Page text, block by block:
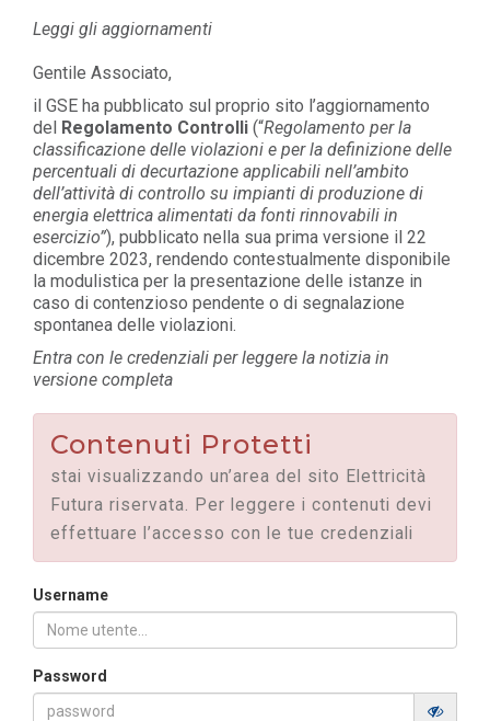
Leggi gli aggiornamenti
Gentile Associato,
il GSE ha pubblicato sul proprio sito l’aggiornamento
del Regolamento Controlli (“Regolamento per la
classificazione delle violazioni e per la definizione delle
percentuali di decurtazione applicabili nell’ambito
dell’attività di controllo su impianti di produzione di
energia elettrica alimentati da fonti rinnovabili in
esercizio”), pubblicato nella sua prima versione il 22
dicembre 2023, rendendo contestualmente disponibile
la modulistica per la presentazione delle istanze in
caso di contenzioso pendente o di segnalazione
spontanea delle violazioni.
Entra con le credenziali per leggere la notizia in
versione completa
Contenuti Protetti
stai visualizzando un’area del sito Elettricità
Futura riservata. Per leggere i contenuti devi
effettuare l’accesso con le tue credenziali
Username
Password